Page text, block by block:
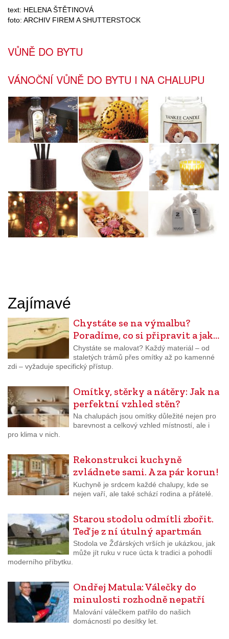
text: HELENA ŠTĚTINOVÁ
foto: ARCHIV FIREM A SHUTTERSTOCK
VŮNĚ DO BYTU
VÁNOČNÍ VŮNĚ DO BYTU I NA CHALUPU
Zajímavé
Chystáte se na výmalbu?
Poradíme, co si připravit a jak…
Chystáte se malovat? Každý materiál – od
staletých trámů přes omítky až po kamenné
zdi – vyžaduje specifický přístup.
Omítky, stěrky a nátěry: Jak na
perfektní vzhled stěn?
Na chalupách jsou omítky důležité nejen pro
barevnost a celkový vzhled místností, ale i
pro klima v nich.
Rekonstrukci kuchyně
zvládnete sami. A za pár korun!
Kuchyně je srdcem každé chalupy, kde se
nejen vaří, ale také schází rodina a přátelé.
Starou stodolu odmítli zbořit.
Teď je z ní útulný apartmán
Stodola ve Žďárských vrších je ukázkou, jak
může jít ruku v ruce úcta k tradici a pohodlí
moderního příbytku.
Ondřej Matula: Válečky do
minulosti rozhodně nepatří
Malování válečkem patřilo do našich
domácností po desítky let.